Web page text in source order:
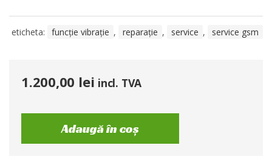
eticheta: funcție vibrație , reparație , service , service gsm
1.200,00 lei incl. TVA
Adaugă în coș